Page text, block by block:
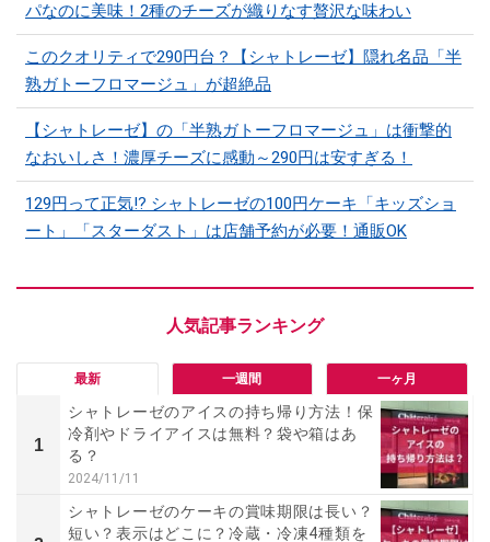
パなのに美味！2種のチーズが織りなす贅沢な味わい
このクオリティで290円台？【シャトレーゼ】隠れ名品「半
熟ガトーフロマージュ」が超絶品
【シャトレーゼ】の「半熟ガトーフロマージュ」は衝撃的
なおいしさ！濃厚チーズに感動～290円は安すぎる！
129円って正気!? シャトレーゼの100円ケーキ「キッズショ
ート」「スターダスト」は店舗予約が必要！通販OK
最新 一週間 一ヶ月
1
シャトレーゼのアイスの持ち帰り方法！保
冷剤やドライアイスは無料？袋や箱はあ
る？
2024/11/11
シャトレーゼのケーキの賞味期限は長い？
短い？表示はどこに？冷蔵・冷凍4種類を